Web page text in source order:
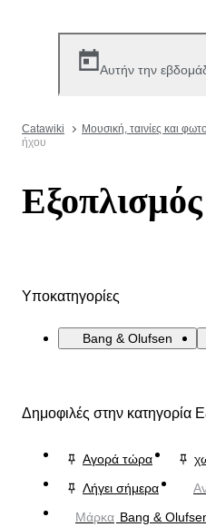
Αυτήν την
Catawiki Μουσική, ταινίες και
ήχου
Υποκατηγορίες
Bang & Olufsen
Δημοφιλές στην κατηγορία
Αγορά τώρα
Λήγει σήμερα
Μάρκα Bang &